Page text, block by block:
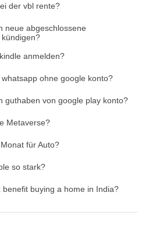
der vbl rente?
neue abgeschlossene
anmelden?
ohne google konto?
guthaben von google play konto?
Metaverse?
für Auto?
so stark?
benefit buying a home in India?